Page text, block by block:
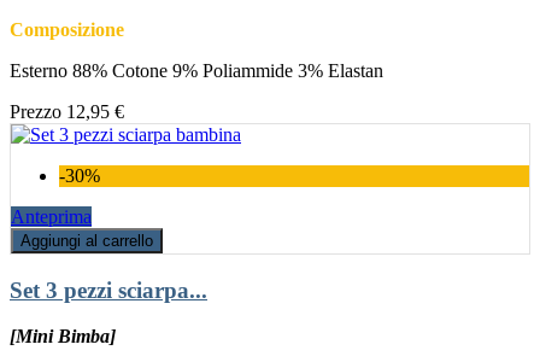
Composizione
Esterno 88% Cotone 9% Poliammide 3% Elastan
Prezzo 12,95 €
-30%
Anteprima
Aggiungi al carrello
Set 3 pezzi sciarpa...
[Mini Bimba]